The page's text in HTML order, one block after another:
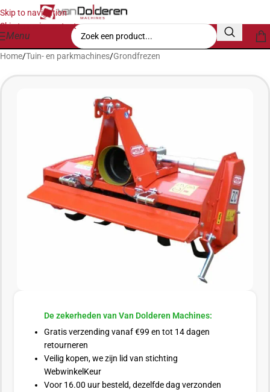
Skip to navigation
Skip to main content
Menu
Home/Tuin- en parkmachines/Grondfrezen
De zekerheden van Van Dolderen Machines:
Gratis verzending vanaf €99 en tot 14 dagen
retourneren
Veilig kopen, we zijn lid van stichting
WebwinkelKeur
Voor 16.00 uur besteld, dezelfde dag verzonden